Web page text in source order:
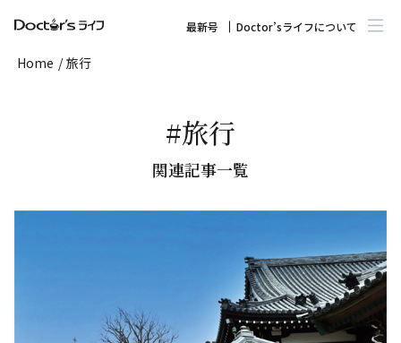
最新号 Doctor’sライフについて
Home /旅行
#旅行
関連記事一覧